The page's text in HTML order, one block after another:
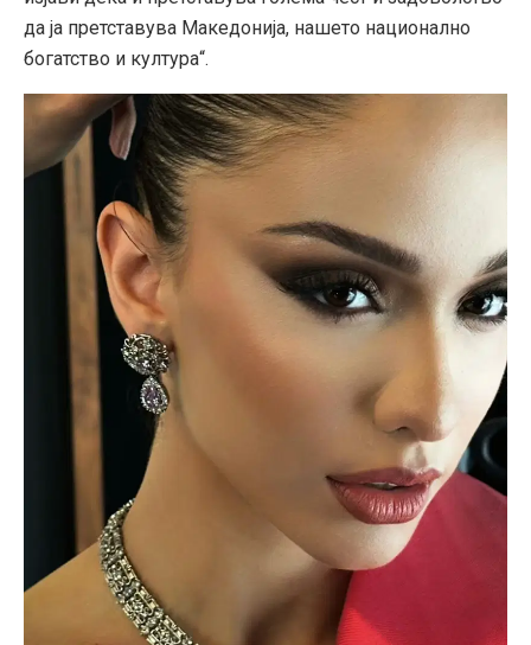
да ја претставува Македонија, нашето национално
богатство и култура“.